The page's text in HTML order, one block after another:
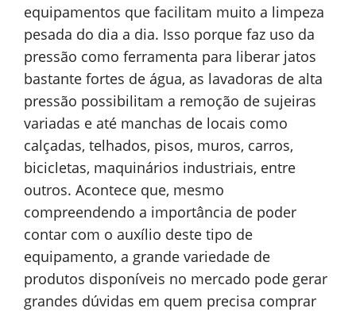
equipamentos que facilitam muito a limpeza
pesada do dia a dia. Isso porque faz uso da
pressão como ferramenta para liberar jatos
bastante fortes de água, as lavadoras de alta
pressão possibilitam a remoção de sujeiras
variadas e até manchas de locais como
calçadas, telhados, pisos, muros, carros,
bicicletas, maquinários industriais, entre
outros. Acontece que, mesmo
compreendendo a importância de poder
contar com o auxílio deste tipo de
equipamento, a grande variedade de
produtos disponíveis no mercado pode gerar
grandes dúvidas em quem precisa comprar